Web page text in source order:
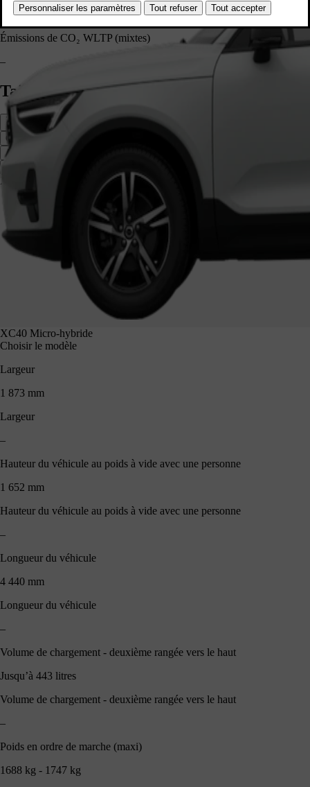
148 - 151 g/km
Émissions de CO₂ WLTP (mixtes)
–
Taille et bagages
Côté
Avant
Arrière
XC40 1 652 mm
XC40 Micro-hybride
Choisir le modèle
Largeur
1 873 mm
Largeur
–
Hauteur du véhicule au poids à vide avec une personne
1 652 mm
Hauteur du véhicule au poids à vide avec une personne
–
Longueur du véhicule
4 440 mm
Longueur du véhicule
–
Volume de chargement - deuxième rangée vers le haut
Jusqu’à 443 litres
Volume de chargement - deuxième rangée vers le haut
–
Poids en ordre de marche (maxi)
1688 kg - 1747 kg